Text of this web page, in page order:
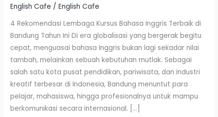
English Cafe /English Cafe
4 Rekomendasi Lembaga Kursus Bahasa Inggris Terbaik di
Bandung Tahun Ini Di era globalisasi yang bergerak begitu
cepat, menguasai bahasa Inggris bukan lagi sekadar nilai
tambah, melainkan sebuah kebutuhan mutlak. Sebagai
salah satu kota pusat pendidikan, pariwisata, dan industri
kreatif terbesar di Indonesia, Bandung menuntut para
pelajar, mahasiswa, hingga profesionalnya untuk mampu
berkomunikasi secara internasional. […]